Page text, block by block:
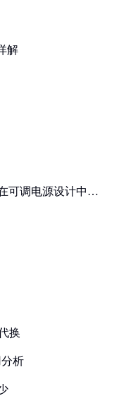
解
可调电源设计中的
换
析